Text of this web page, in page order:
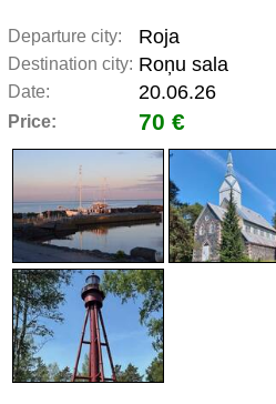
Departure city: Roja
Destination city: Roņu sala
Date: 20.06.26
Price: 70 €